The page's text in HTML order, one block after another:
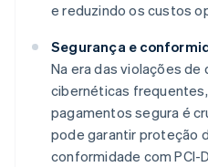
e reduzindo os custos
Segurança e
Na era das violações de
cibernéticas
pagamentos segura é
pode garantir proteção
conformidade com PCI-